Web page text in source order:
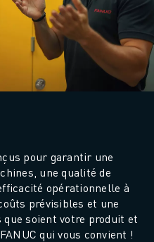
pour garantir une
une qualité de
opérationnelle à
prévisibles et une
soient votre produit et
qui vous convient !